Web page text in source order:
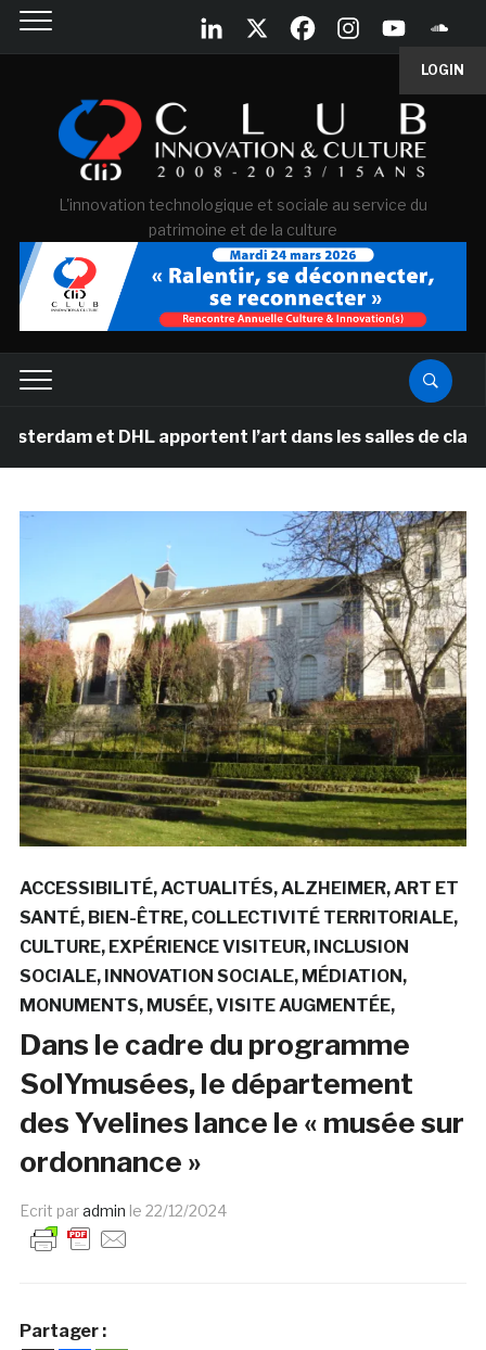
LOGIN
L'innovation technologique et sociale au service du
patrimoine et de la culture
et DHL apportent l’art dans les salles de classe des
ACCESSIBILITÉ ACTUALITÉS ALZHEIMER ART ET
SANTÉ BIEN-ÊTRE COLLECTIVITÉ TERRITORIALE
CULTURE EXPÉRIENCE VISITEUR
INCLUSION
SOCIALE
INNOVATION SOCIALE MÉDIATION
MONUMENTS MUSÉE VISITE AUGMENTÉE
Dans le cadre du programme
SolYmusées, le département
des Yvelines lance le « musée sur
ordonnance »
Ecrit paradmin le 22/12/2024
Partager :